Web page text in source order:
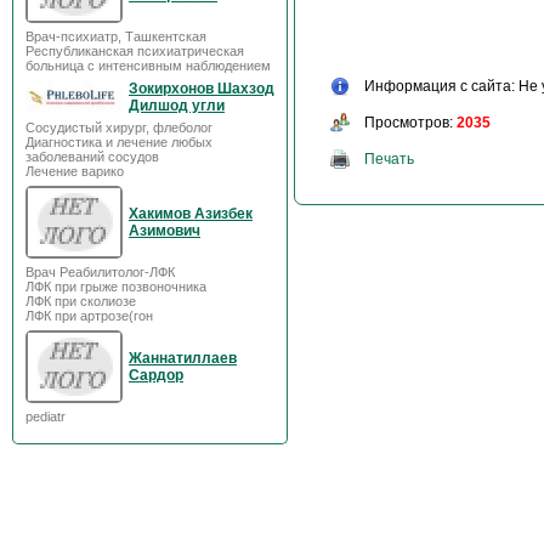
Врач-психиатр, Ташкентская
Республиканская психиатрическая
больница с интенсивным наблюдением
Зокирхонов Шахзод
Дилшод угли
Сосудистый хирург, флеболог
Диагностика и лечение любых
заболеваний сосудов
Лечение варико
Хакимов Азизбек
Азимович
Врач Реабилитолог-ЛФК
ЛФК при грыже позвоночника
ЛФК при сколиозе
ЛФК при артрозе(гон
Жаннатиллаев
Сардор
pediatr
Информация с сайта: Не
Просмотров: 2035
Печать